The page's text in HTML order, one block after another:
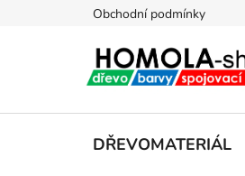
Obchodní podmínky
DŘEVOMATERIÁL